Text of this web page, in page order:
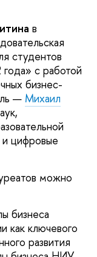
в
студентов
с работой
бизнес-
— Михаил
цифровые
можно
бизнеса
как ключевого
развития